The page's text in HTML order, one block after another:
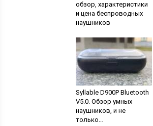
обзор, характеристики
и цена беспроводных
наушников
Syllable D900P Bluetooth
V5.0. Обзор умных
наушников, и не
только…